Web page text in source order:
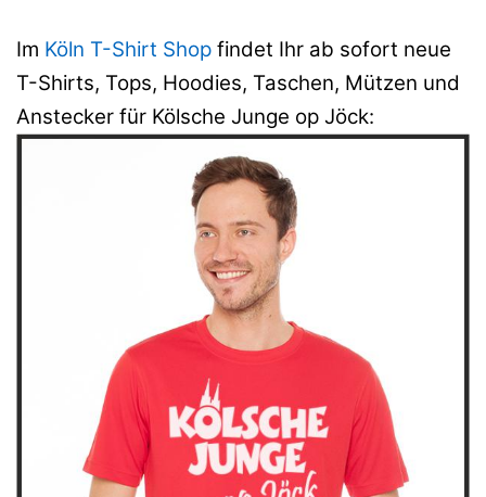
Im Köln T-Shirt Shop findet Ihr ab sofort neue
T-Shirts, Tops, Hoodies, Taschen, Mützen und
Anstecker für Kölsche Junge op Jöck: